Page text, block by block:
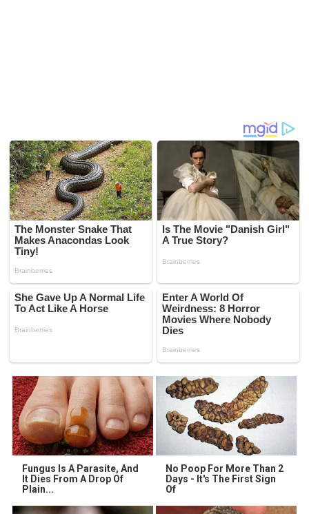
Fungus Is A Parasite, And
It Dies From A Drop Of
Plain...
No Poop For More Than 2
Days - It's The First Sign
Of